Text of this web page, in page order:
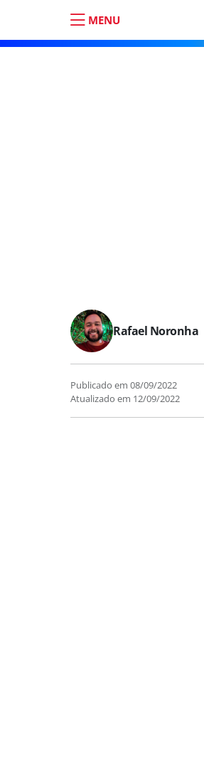
MENU
Rafael Noronha
Publicado em 08/09/2022
Atualizado em 12/09/2022